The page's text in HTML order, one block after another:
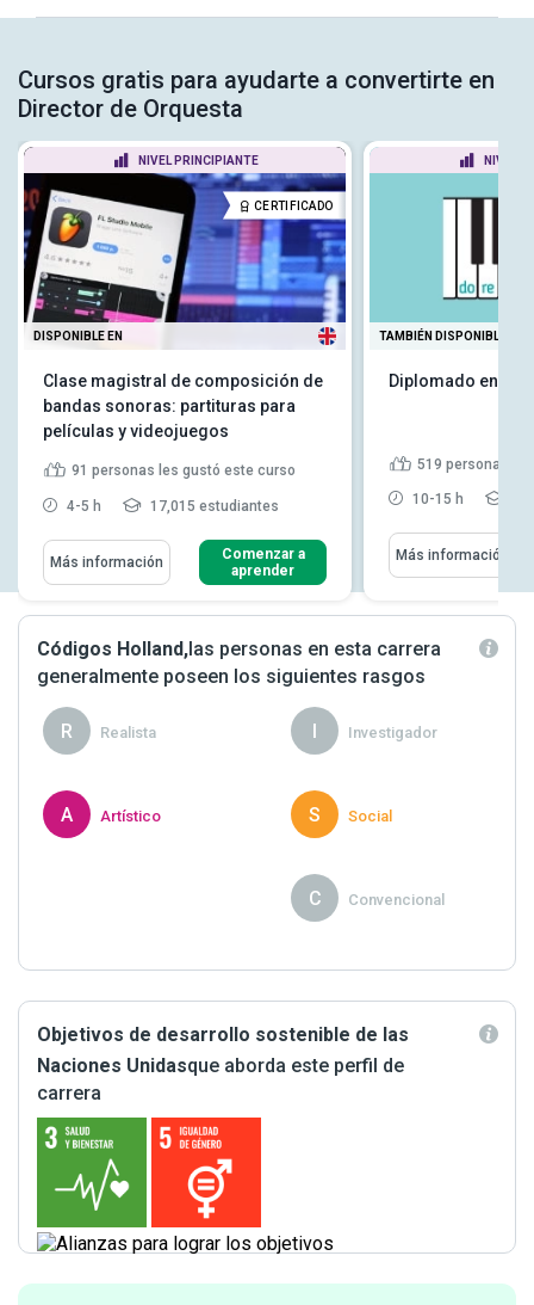
Cursos gratis para ayudarte a convertirte en
Director de Orquesta
NIVEL PRINCIPIANTE
CERTIFICADO
DISPONIBLE EN
Clase magistral de composición de
bandas sonoras: partituras para
películas y videojuegos
91 personas les gustó este curso
4-5 h 17,015 estudiantes
Más información
Comenzar a
aprender
NIVEL
TAMBIÉN DISPONIBLE EN
Diplomado en
519 personas
10-15 h
Más información
Códigos Holland, las personas en esta carrera
generalmente poseen los siguientes rasgos
R Realista Investigador
A Artístico S Social
C Convencional
Objetivos de desarrollo sostenible de las
Naciones Unidasque aborda este perfil de
carrera